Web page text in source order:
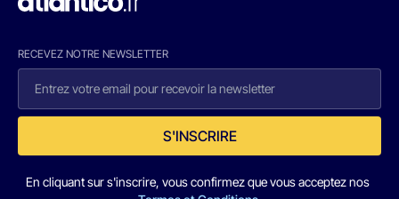
RECEVEZ NOTRE NEWSLETTER
S'INSCRIRE
En cliquant sur s'inscrire, vous confirmez que vous acceptez nos